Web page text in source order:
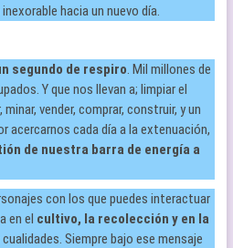
hacia un nuevo día.
segundo de respiro. Mil millones de
Y que nos llevan a; limpiar el
vender, comprar, construir, y un
acercarnos cada día a la extenuación,
de nuestra barra de energía a
con los que puedes interactuar
en el cultivo, la recolección y en la
Siempre bajo ese mensaje